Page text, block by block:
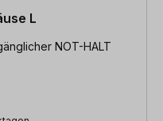
L
NOT-HALT